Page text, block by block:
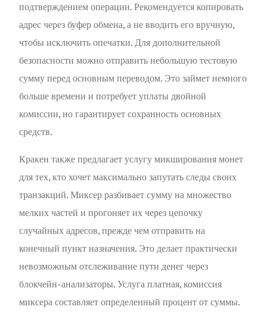
подтверждением операции. Рекомендуется копировать
адрес через буфер обмена, а не вводить его вручную,
чтобы исключить опечатки. Для дополнительной
безопасности можно отправить небольшую тестовую
сумму перед основным переводом. Это займет немного
больше времени и потребует уплаты двойной
комиссии, но гарантирует сохранность основных
средств.
Кракен также предлагает услугу микширования монет
для тех, кто хочет максимально запутать следы своих
транзакций. Миксер разбивает сумму на множество
мелких частей и прогоняет их через цепочку
случайных адресов, прежде чем отправить на
конечный пункт назначения. Это делает практически
невозможным отслеживание пути денег через
блокчейн-анализаторы. Услуга платная, комиссия
миксера составляет определенный процент от суммы.